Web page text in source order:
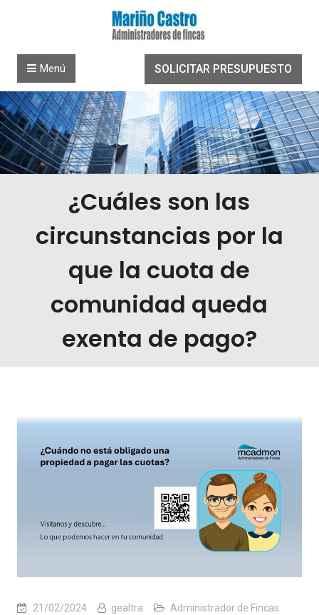
SOLICITAR PRESUPUESTO
Menú
¿Cuáles son las
circunstancias por la
que la cuota de
comunidad queda
exenta de pago?
21/02/2024 gealtra Administrador de Fincas